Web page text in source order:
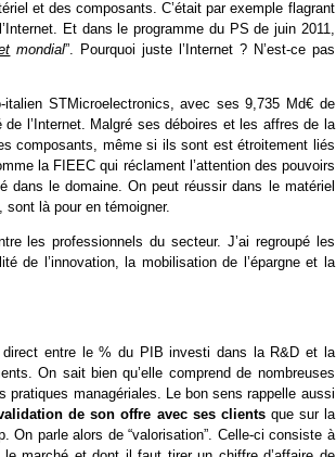
et des composants. C’était par exemple flagrant
Et dans le programme du PS de juin 2011,
mondial”. Pourquoi juste l’Internet ? N’est-ce pas
STMicroelectronics, avec ses 9,735 Md€ de
l’Internet. Malgré ses déboires et les affres de la
composants, même si ils sont est étroitement liés
la FIEEC qui réclament l’attention des pouvoirs
dans le domaine. On peut réussir dans le matériel
là pour en témoigner.
les professionnels du secteur. J’ai regroupé les
de l’innovation, la mobilisation de l’épargne et la
direct entre le % du PIB investi dans la R&D et la
On sait bien qu’elle comprend de nombreuses
managériales. Le bon sens rappelle aussi
de son offre avec ses clients que sur la
parle alors de “valorisation”. Celle-ci consiste à